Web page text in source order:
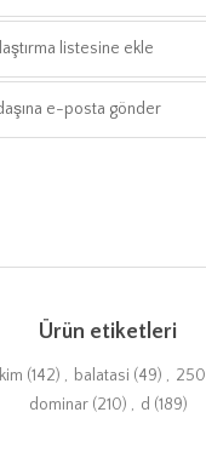
listesine ekle
e-posta gönder
Ürün etiketleri
(142) , balatasi (49) , 250
dominar (210) , d (189)